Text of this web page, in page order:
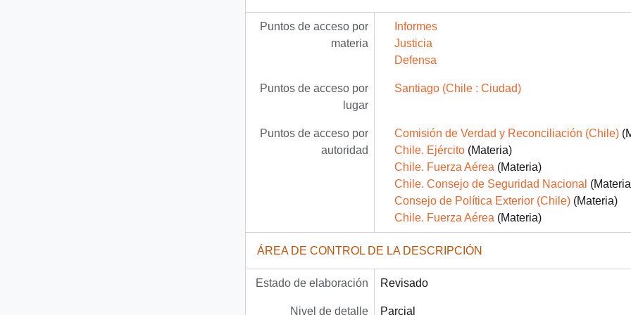
Puntos de acceso por
materia
Informes
Justicia
Defensa
Puntos de acceso por
lugar
Santiago (Chile : Ciudad)
Puntos de acceso por
autoridad
Comisión de Verdad y Reconciliación (Chile)
Chile. Ejército(Materia)
Chile. Fuerza Aérea (Materia)
Chile. Consejo de Seguridad Nacional
Consejo de Política Exterior (Chile)(Materia)
Chile. Fuerza Aérea (Materia)
ÁREA DE CONTROL DE LA DESCRIPCIÓN
Estado de elaboración Revisado
Nivel de detalle Parcial